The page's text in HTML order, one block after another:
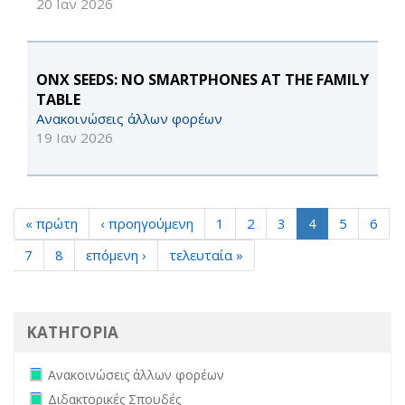
20 Ιαν 2026
ONX SEEDS: NO SMARTPHONES AT THE FAMILY
TABLE
Ανακοινώσεις άλλων φορέων
19 Ιαν 2026
« πρώτη ‹ προηγούμενη 1 2 3 4 5
6
7
8 επόμενη › τελευταία »
ΚΑΤΗΓΟΡΙΑ
Remove Ανακοινώσεις άλλων φορέων filter
Ανακοινώσεις άλλων φορέων
Remove Διδακτορικές Σπουδές filter
Διδακτορικές Σπουδές